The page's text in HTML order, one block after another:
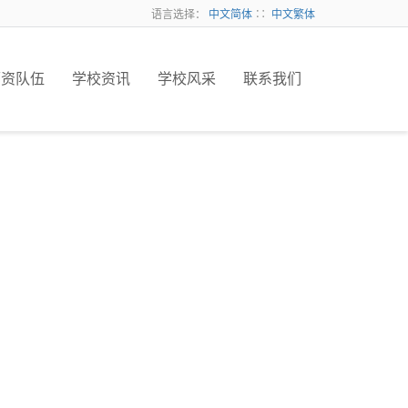
语言选择： 中文简体 ∷ 中文繁体
队伍 学校资讯 学校风采 联系我们